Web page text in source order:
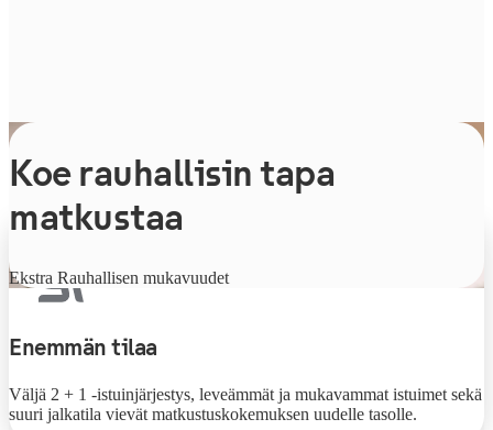
Koe rauhallisin tapa
matkustaa
Ekstra Rauhallisen mukavuudet
Enemmän tilaa
Väljä 2 + 1 -istuinjärjestys, leveämmät ja mukavammat istuimet sekä
suuri jalkatila vievät matkustuskokemuksen uudelle tasolle.